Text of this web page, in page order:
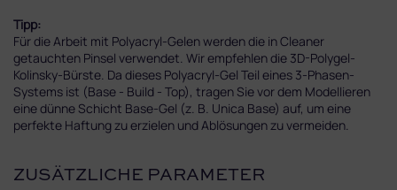
Tipp:
Für die Arbeit mit Polyacryl-Gelen werden die in Cleaner
getauchten Pinsel verwendet. Wir empfehlen die 3D-Polygel-
Kolinsky-Bürste. Da dieses Polyacryl-Gel Teil eines 3-Phasen-
Systems ist (Base - Build - Top), tragen Sie vor dem Modellieren
eine dünne Schicht Base-Gel (z. B. Unica Base) auf, um eine
perfekte Haftung zu erzielen und Ablösungen zu vermeiden.
ZUSÄTZLICHE PARAMETER